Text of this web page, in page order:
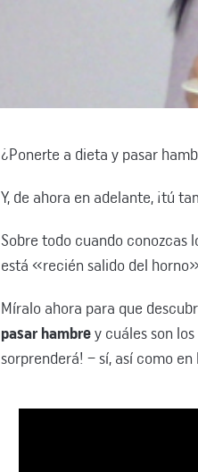
¿Ponerte a dieta y pasar
Y, de ahora en adelante, ¡tú
Sobre todo cuando conozcas
está «recién salido del horno»
Míralo ahora para que
pasar hambre y cuáles son los
sorprenderá! – sí, así como